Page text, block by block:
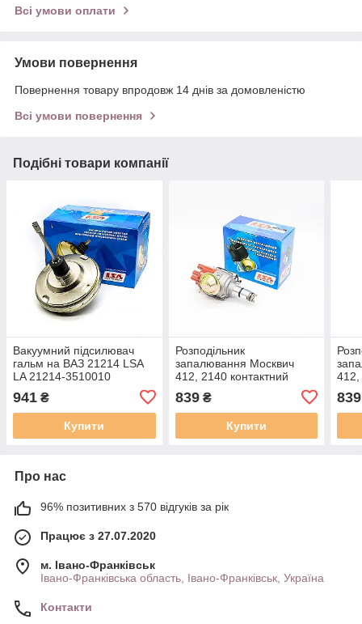
Всі умови оплати
Умови повернення
Повернення товару впродовж 14 днів за домовленістю
Всі умови повернення
Подібні товари компанії
Вакуумний підсилювач
гальм на ВАЗ 21214 LSA
LA 21214-3510010
941 ₴
Купити
Розподільник
запалювання Москвич
412, 2140 контактний
17-3706 МВ
839₴
Купити
412,
17-
839
Про нас
96% позитивних з 570 відгуків за рік
Працює з 27.07.2020
м. Івано-Франківськ
Івано-Франківська область, Івано-Франківськ, Україна
Контакти